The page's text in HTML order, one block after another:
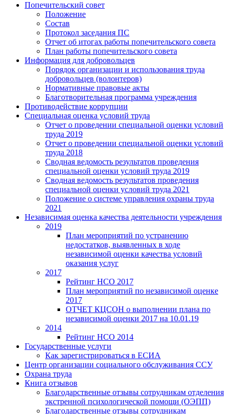
Попечительский совет
Положение
Состав
Протокол заседания ПС
Отчет об итогах работы попечительского совета
План работы попечительского совета
Информация для добровольцев
Порядок организации и использования труда
добровольцев (волонтеров)
Нормативные правовые акты
Благотворительная программа учреждения
Противодействие коррупции
Специальная оценка условий труда
Отчет о проведении специальной оценки условий
труда 2019
Отчет о проведении специальной оценки условий
труда 2018
Сводная ведомость результатов проведения
специальной оценки условий труда 2019
Сводная ведомость результатов проведения
специальной оценки условий труда 2021
Положение о системе управления охраны труда
2021
Независимая оценка качества деятельности учреждения
2019
План мероприятий по устранению
недостатков, выявленных в ходе
независимой оценки качества условий
оказания услуг
2017
Рейтинг НСО 2017
План мероприятий по независимой оценке
2017
ОТЧЕТ КЦСОН о выполнении плана по
независимой оценки 2017 на 10.01.19
2014
Рейтинг НСО 2014
Государственные услуги
Как зарегистрироваться в ЕСИА
Центр организации социального обслуживания ССУ
Охрана труда
Книга отзывов
Благодарственные отзывы сотрудникам отделения
экстренной психологической помощи (ОЭПП)
Благодарственные отзывы сотрудникам